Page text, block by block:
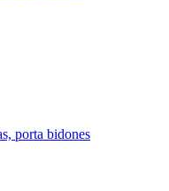
porta bidones